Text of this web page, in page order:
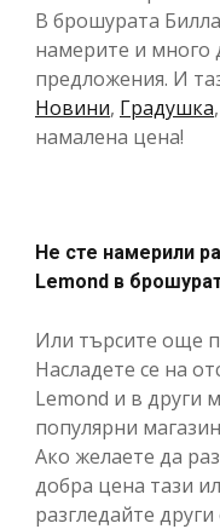
В брошурата
намерите и много
предложения. И
Новини, Градушка,
намалена цена!
Не сте намерили
Lemond в
Или търсите още
Насладете се на
Lemond и в други
популярни
Ако желаете да
добра цена тази
разгледайте